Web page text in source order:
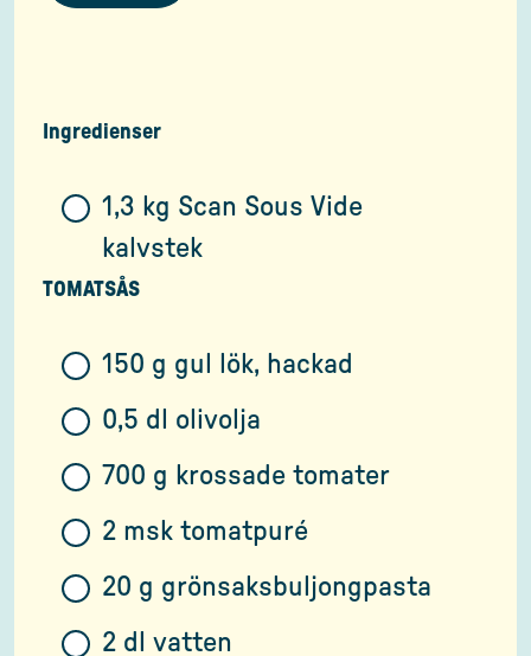
Ingredienser
1,3 kg Scan Sous Vide
kalvstek
TOMATSÅS
150 g gul lök, hackad
0,5 dl olivolja
700 g krossade tomater
2 msk tomatpuré
20 g grönsaksbuljongpasta
2 dl vatten